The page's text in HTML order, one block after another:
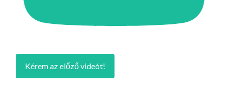
Kérem az előző videót!